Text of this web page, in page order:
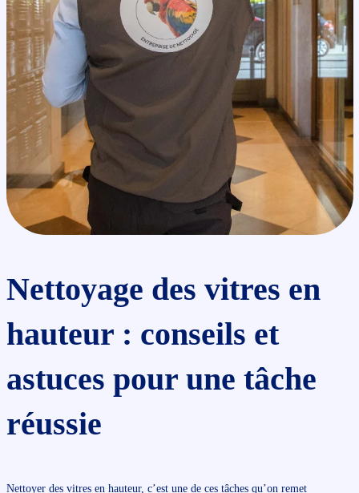
Nettoyage des vitres en
hauteur : conseils et
astuces pour une tâche
réussie
Nettoyer des vitres en hauteur, c’est une de ces tâches qu’on remet